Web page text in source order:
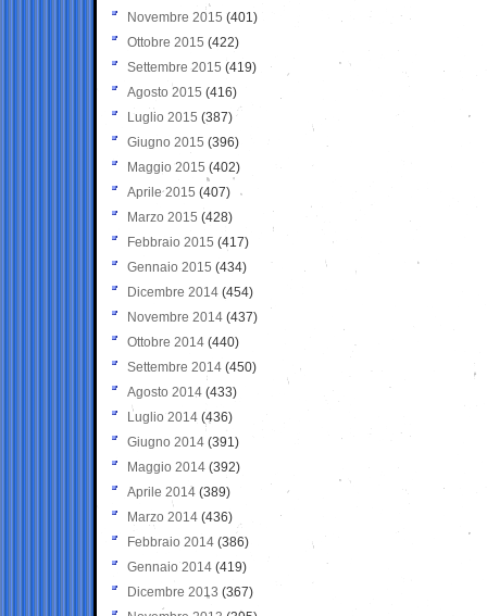
Novembre 2015 (401)
Ottobre 2015 (422)
Settembre 2015 (419)
Agosto 2015 (416)
Luglio 2015 (387)
Giugno 2015 (396)
Maggio 2015 (402)
Aprile 2015 (407)
Marzo 2015 (428)
Febbraio 2015 (417)
Gennaio 2015 (434)
Dicembre 2014 (454)
Novembre 2014 (437)
Ottobre 2014 (440)
Settembre 2014 (450)
Agosto 2014 (433)
Luglio 2014 (436)
Giugno 2014 (391)
Maggio 2014 (392)
Aprile 2014 (389)
Marzo 2014 (436)
Febbraio 2014 (386)
Gennaio 2014 (419)
Dicembre 2013 (367)